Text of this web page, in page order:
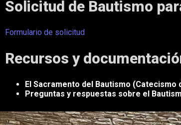
Solicitud de Bautismo
Formulario de solicitud
Recursos y
El Sacramento del Bautismo (Catecismo
Preguntas y respuestas sobre el